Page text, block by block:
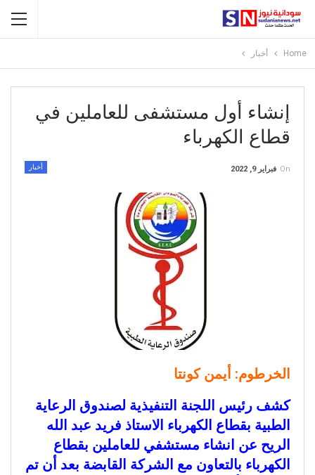
Home أخبار
إنشاء أول مستشفى للعاملين في
قطاع الكهرباء
أخبار On فبراير 9, 2022
الخرطوم: أيمن كونتا
كشف رئيس اللجنة التنفيذية لصندوق الرعاية
الطبية بقطاع الكهرباء الاستاذ فريد عبد الله
الريح عن انشاء مستشفي للعاملين بقطاع
الكهرباء بالتعاون مع الشركة القابضة بعد أن تم